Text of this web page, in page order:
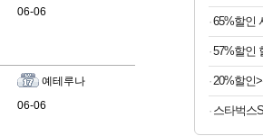
06-06
예테루나
06-06
65%할인